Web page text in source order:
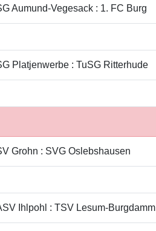
Aumund-Vegesack : 1. FC Burg
Platjenwerbe : TuSG Ritterhude
Grohn : SVG Oslebshausen
Ihlpohl : TSV Lesum-Burgdamm